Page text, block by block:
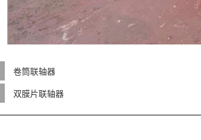
卷筒联轴器
双膜片联轴器